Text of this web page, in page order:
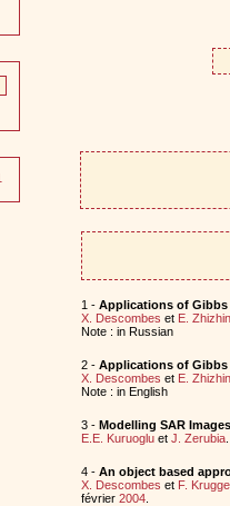
1 - Applications of
X. Descombes et E.
Note : in Russian
2 - Applications of
X. Descombes et E.
Note : in English
3 - Modelling SAR
E.E. Kuruogluet J. Zerubia
4 - An object based
X. Descombes et F.
février 2004.